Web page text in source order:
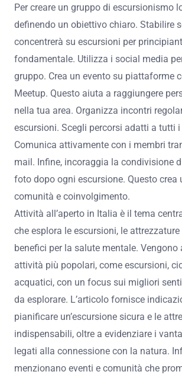
Per creare un gruppo di escursionismo
definendo un obiettivo chiaro. Stabilire
concentrerà su escursioni per
fondamentale. Utilizza i social media
gruppo. Crea un evento su piattaforme
Meetup. Questo aiuta a raggiungere
nella tua area. Organizza incontri
escursioni. Scegli percorsi adatti a tutti
Comunica attivamente con i membri
mail. Infine, incoraggia la condivisione
foto dopo ogni escursione. Questo crea
comunità e coinvolgimento.
Attività all’aperto in Italia è il tema
che esplora le escursioni, le attrezzature
benefici per la salute mentale. Vengono
attività più popolari, come escursioni,
acquatici, con un focus sui migliori
da esplorare. L’articolo fornisce
pianificare un’escursione sicura e le
indispensabili, oltre a evidenziare i
legati alla connessione con la natura.
menzionano eventi e comunità che